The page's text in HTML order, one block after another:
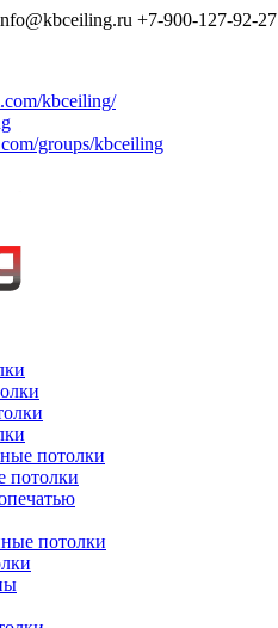
+7-900-127-92-27
kbceiling/
groups/kbceiling
потолки
потолки
потолки